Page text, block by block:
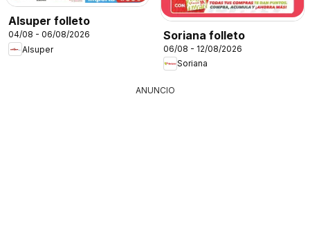
Alsuper folleto
04/08 - 06/08/2026
Alsuper
Soriana folleto
06/08 - 12/08/2026
Soriana
ANUNCIO